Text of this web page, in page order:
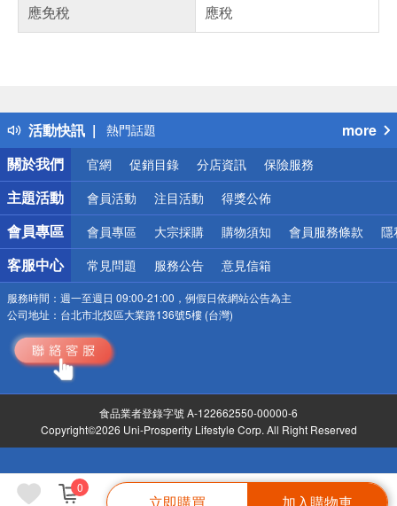
0
立即購買 加入購物車
應免稅
應稅
活動快訊
得獎公告
熱門話題
銀行優惠
偏遠地區配送
詐騙網頁！請小心！
more
關於我們
官網 促銷目錄 分店資訊 保險服務
主題活動 會員活動 注目活動 得獎公佈
會員專區 會員專區 大宗採購 購物須知 會員服務條款 隱
客服中心 常見問題 服務公告 意見信箱
服務時間： 週一至週日 09:00-21:00，例假日依網站公告為主
公司地址： 台北市北投區大業路136號5樓 (台灣)
食品業者登錄字號 A-122662550-00000-6
Copyright©2026 Uni-Prosperity Lifestyle Corp. All Right Reserved